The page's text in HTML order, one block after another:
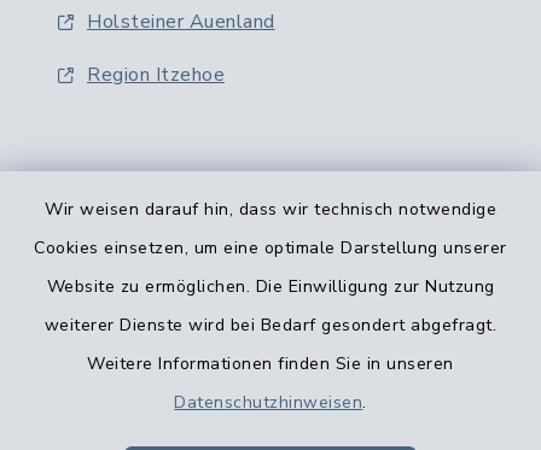
Wir weisen darauf hin, dass wir technisch notwendige
Cookies einsetzen, um eine optimale Darstellung unserer
Website zu ermöglichen. Die Einwilligung zur Nutzung
weiterer Dienste wird bei Bedarf gesondert abgefragt.
Weitere Informationen finden Sie in unseren
Datenschutzhinweisen.
Holsteiner Auenland
Region Itzehoe
Kontaktformular
Barrierefreiheit
Datenschutz
Impressum